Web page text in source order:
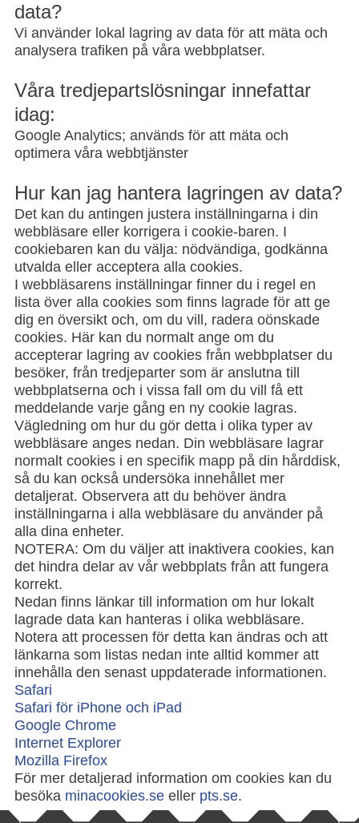
data?
Vi använder lokal lagring av data för att mäta och
analysera trafiken på våra webbplatser.
Våra tredjepartslösningar innefattar
idag:
Google Analytics; används för att mäta och
optimera våra webbtjänster
Hur kan jag hantera lagringen av data?
Det kan du antingen justera inställningarna i din
webbläsare eller korrigera i cookie-baren. I
cookiebaren kan du välja: nödvändiga, godkänna
utvalda eller acceptera alla cookies.
I webbläsarens inställningar finner du i regel en
lista över alla cookies som finns lagrade för att ge
dig en översikt och, om du vill, radera oönskade
cookies. Här kan du normalt ange om du
accepterar lagring av cookies från webbplatser du
besöker, från tredjeparter som är anslutna till
webbplatserna och i vissa fall om du vill få ett
meddelande varje gång en ny cookie lagras.
Vägledning om hur du gör detta i olika typer av
webbläsare anges nedan. Din webbläsare lagrar
normalt cookies i en specifik mapp på din hårddisk,
så du kan också undersöka innehållet mer
detaljerat. Observera att du behöver ändra
inställningarna i alla webbläsare du använder på
alla dina enheter.
NOTERA: Om du väljer att inaktivera cookies, kan
det hindra delar av vår webbplats från att fungera
korrekt.
Nedan finns länkar till information om hur lokalt
lagrade data kan hanteras i olika webbläsare.
Notera att processen för detta kan ändras och att
länkarna som listas nedan inte alltid kommer att
innehålla den senast uppdaterade informationen.
Safari
Safari för iPhone och iPad
Google Chrome
Internet Explorer
Mozilla Firefox
För mer detaljerad information om cookies kan du
besöka minacookies.se eller pts.se.